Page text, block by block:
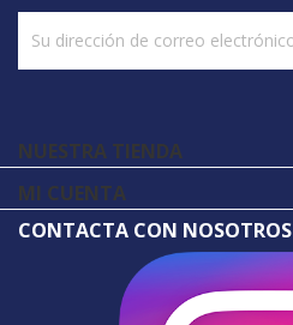
NUESTRA TIENDA
MI CUENTA
CONTACTA CON NOSOTROS